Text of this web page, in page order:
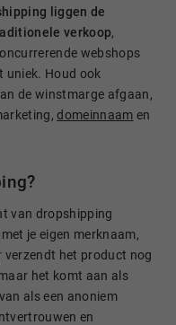
liggen de
verkoop,
webshops
uniek. Houd ook
de winstmarge afgaan,
domeinnaam en
van dropshipping
je eigen merknaam,
verzendt het product nog
het komt aan als
als een anoniem
en